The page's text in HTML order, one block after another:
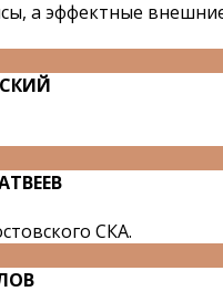
а эффектные
СКА.